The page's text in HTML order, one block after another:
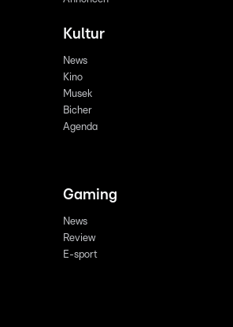
Kultur
News
Kino
Musek
Bicher
Agenda
Gaming
News
Review
E-sport